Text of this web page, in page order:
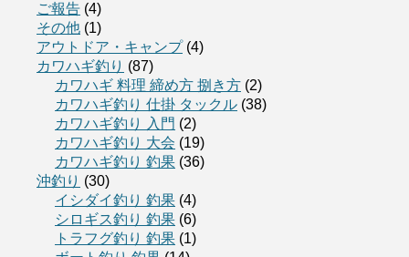
ご報告 (4)
その他 (1)
アウトドア・キャンプ(4)
カワハギ釣り (87)
カワハギ 料理 締め方 捌き方 (2)
カワハギ釣り 仕掛 タックル (38)
カワハギ釣り 入門 (2)
カワハギ釣り 大会 (19)
カワハギ釣り 釣果 (36)
沖釣り (30)
イシダイ釣り 釣果 (4)
シロギス釣り 釣果 (6)
トラフグ釣り 釣果 (1)